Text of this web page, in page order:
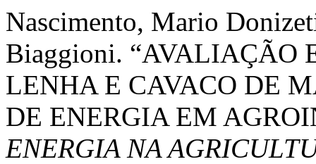
Nascimento, Mario
Biaggioni. “AVALIAÇÃO
LENHA E CAVACO DE
DE ENERGIA EM
ENERGIA NA